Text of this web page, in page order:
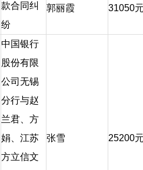
款合同纠
纷
郭丽霞 31050
中国银行
股份有限
公司无锡
分行与赵
兰君、方
娟、江苏
方立信文
张雪 25200